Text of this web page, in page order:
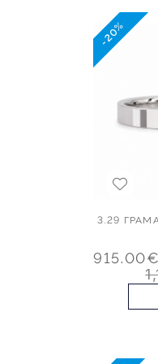
-20%
3.29
915.00€